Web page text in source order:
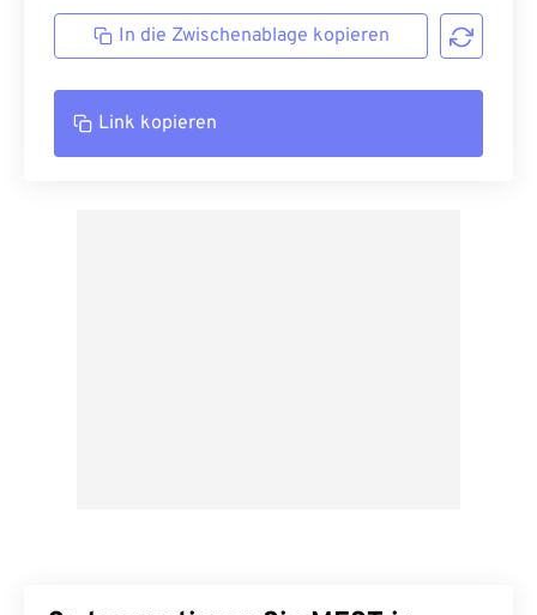
In die Zwischenablage kopieren
Link kopieren